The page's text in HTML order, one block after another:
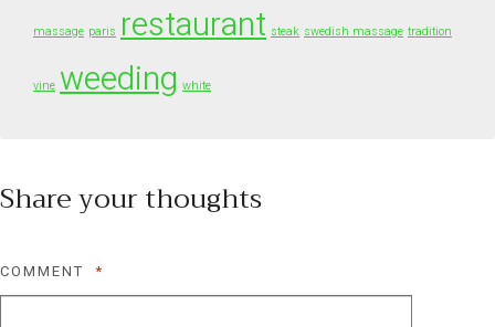
massage paris restaurant steak swedish massage tradition
vine weeding white
Share your thoughts
COMMENT *